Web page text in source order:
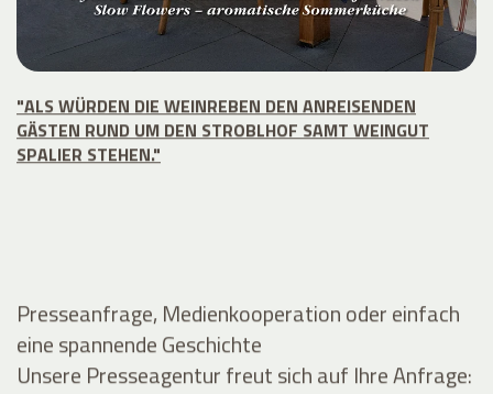
"ALS WÜRDEN DIE WEINREBEN DEN ANREISENDEN
GÄSTEN RUND UM DEN STROBLHOF SAMT WEINGUT
SPALIER STEHEN."
Presseanfrage, Medienkooperation oder einfach
eine spannende Geschichte
Unsere Presseagentur freut sich auf Ihre Anfrage: